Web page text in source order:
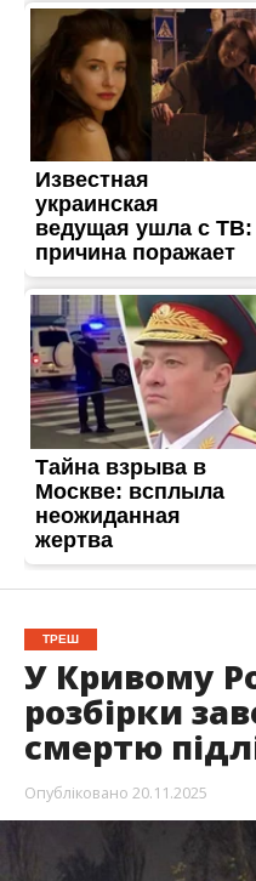
ТРЕШ
У Кривому
розбірки
смертю
Опубліковано 20.11.2025